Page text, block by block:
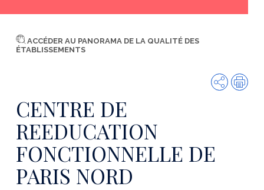
ACCÉDER AU PANORAMA DE LA QUALITÉ DES
ÉTABLISSEMENTS
Partager
CENTRE DE
REEDUCATION
FONCTIONNELLE DE
PARIS NORD